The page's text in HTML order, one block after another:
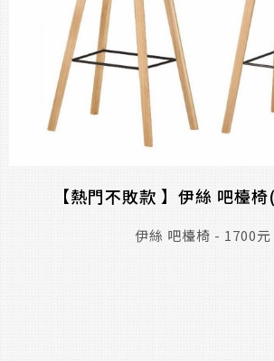
【熱門不敗款 】伊絲 吧檯
伊絲 吧檯椅 - 1700元